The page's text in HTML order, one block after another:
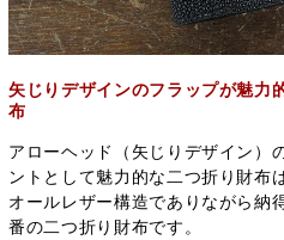
矢じりデザインのフラップが魅力
布
アローヘッド（矢じりデザイン）
ントとして魅力的な二つ折り財布
オールレザー構造でありながら納
番の二つ折り財布です。